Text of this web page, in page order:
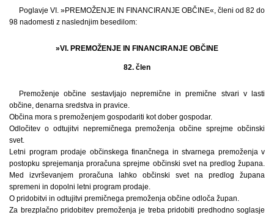
Poglavje VI. »PREMOŽENJE IN FINANCIRANJE OBČINE«, členi od 82 do
98 nadomesti z naslednjim besedilom:
»VI. PREMOŽENJE IN FINANCIRANJE OBČINE
82. člen
Premoženje občine sestavljajo nepremične in premične stvari v lasti
občine, denarna sredstva in pravice.
Občina mora s premoženjem gospodariti kot dober gospodar.
Odločitev o odtujitvi nepremičnega premoženja občine sprejme občinski
svet.
Letni program prodaje občinskega finančnega in stvarnega premoženja v
postopku sprejemanja proračuna sprejme občinski svet na predlog župana.
Med izvrševanjem proračuna lahko občinski svet na predlog župana
spremeni in dopolni letni program prodaje.
O pridobitvi in odtujitvi premičnega premoženja občine odloča župan.
Za brezplačno pridobitev premoženja je treba pridobiti predhodno soglasje